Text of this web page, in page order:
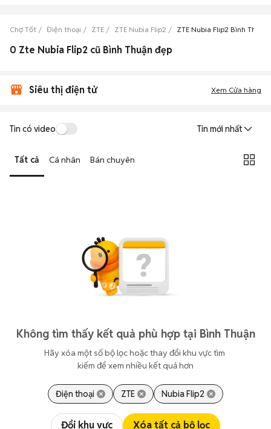
Chợ Tốt Điện thoại ZTE ZTE Nubia Flip2 ZTE Nubia Flip2 Bình Thuận
0 Zte Nubia Flip2 cũ Bình Thuận đẹp
Siêu thị điện tử Xem Cửa hàng
Tin có video Tin mới nhất
Tất cả Cá nhân Bán chuyên
Không tìm thấy kết quả phù hợp tại Bình Thuận
Hãy xóa một số bộ lọc hoặc thay đổi khu vực tìm
kiếm để xem nhiều kết quả hơn
Điện thoại ZTE Nubia Flip2
Đổi khu vực Xóa tất cả bộ lọc